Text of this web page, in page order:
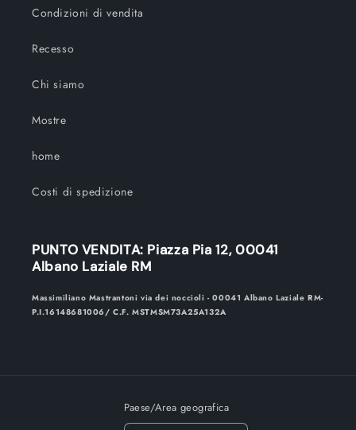
Condizioni di vendita
Recesso
Chi siamo
Mostre
home
Costi di spedizione
PUNTO VENDITA: Piazza Pia 12, 00041
Albano Laziale RM
Massimiliano Mastrantoni via dei noccioli - 00041 Albano Laziale RM-
P.I.16148681006/ C.F. MSTMSM73A25A132A
Paese/Area geografica